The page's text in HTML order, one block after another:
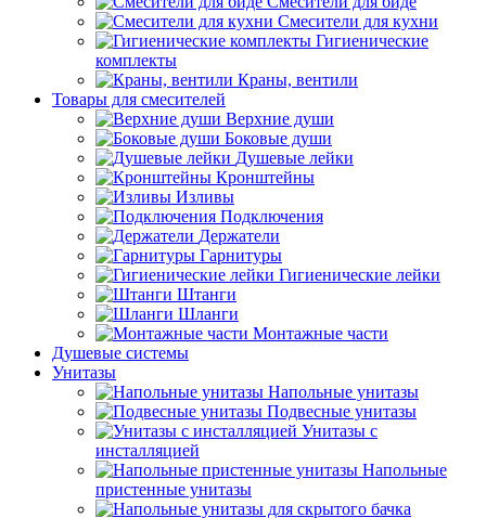
Смесители для кухни
Гигиенические
комплекты
Краны, вентили
Товары для смесителей
Верхние души
Боковые души
Душевые лейки
Кронштейны
Изливы
Подключения
Держатели
Гарнитуры
Гигиенические лейки
Штанги
Шланги
Монтажные части
Душевые системы
Унитазы
Напольные унитазы
Подвесные унитазы
Унитазы с
инсталляцией
Напольные
пристенные унитазы